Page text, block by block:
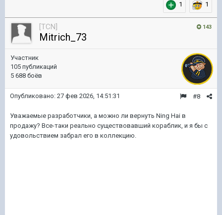
1 1
143
[TCN]
Mitrich_73
Участник
105 публикаций
5 688 боёв
#8
Опубликовано: 27 фев 2026, 14:51:31
Уважаемые разработчики, а можно ли вернуть Ning Hai в
продажу? Все-таки реально существовавший кораблик, и я бы с
удовольствием забрал его в коллекцию.